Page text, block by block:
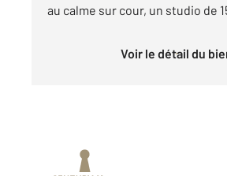
au calme sur cour, un studio de
Voir le détail du